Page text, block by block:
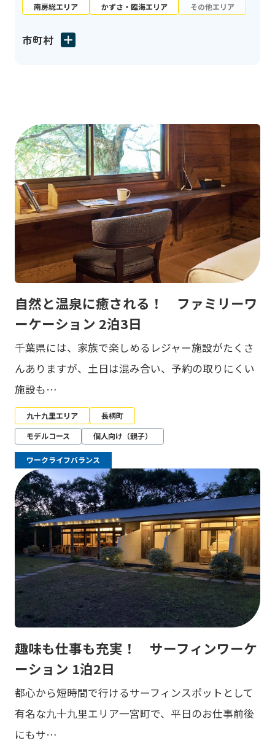
南房総エリア
かずさ・臨海エリア その他エリア
市町村
自然と温泉に癒される！ ファミリーワ
ーケーション 2泊3日
千葉県には、家族で楽しめるレジャー施設がたくさ
んありますが、土日は混み合い、予約の取りにくい
施設も…
九十九里エリア
長柄町
モデルコース
個人向け（親子）
ワークライフバランス
趣味も仕事も充実！ サーフィンワーケ
ーション 1泊2日
都心から短時間で行けるサーフィンスポットとして
有名な九十九里エリア一宮町で、平日のお仕事前後
にもサ…